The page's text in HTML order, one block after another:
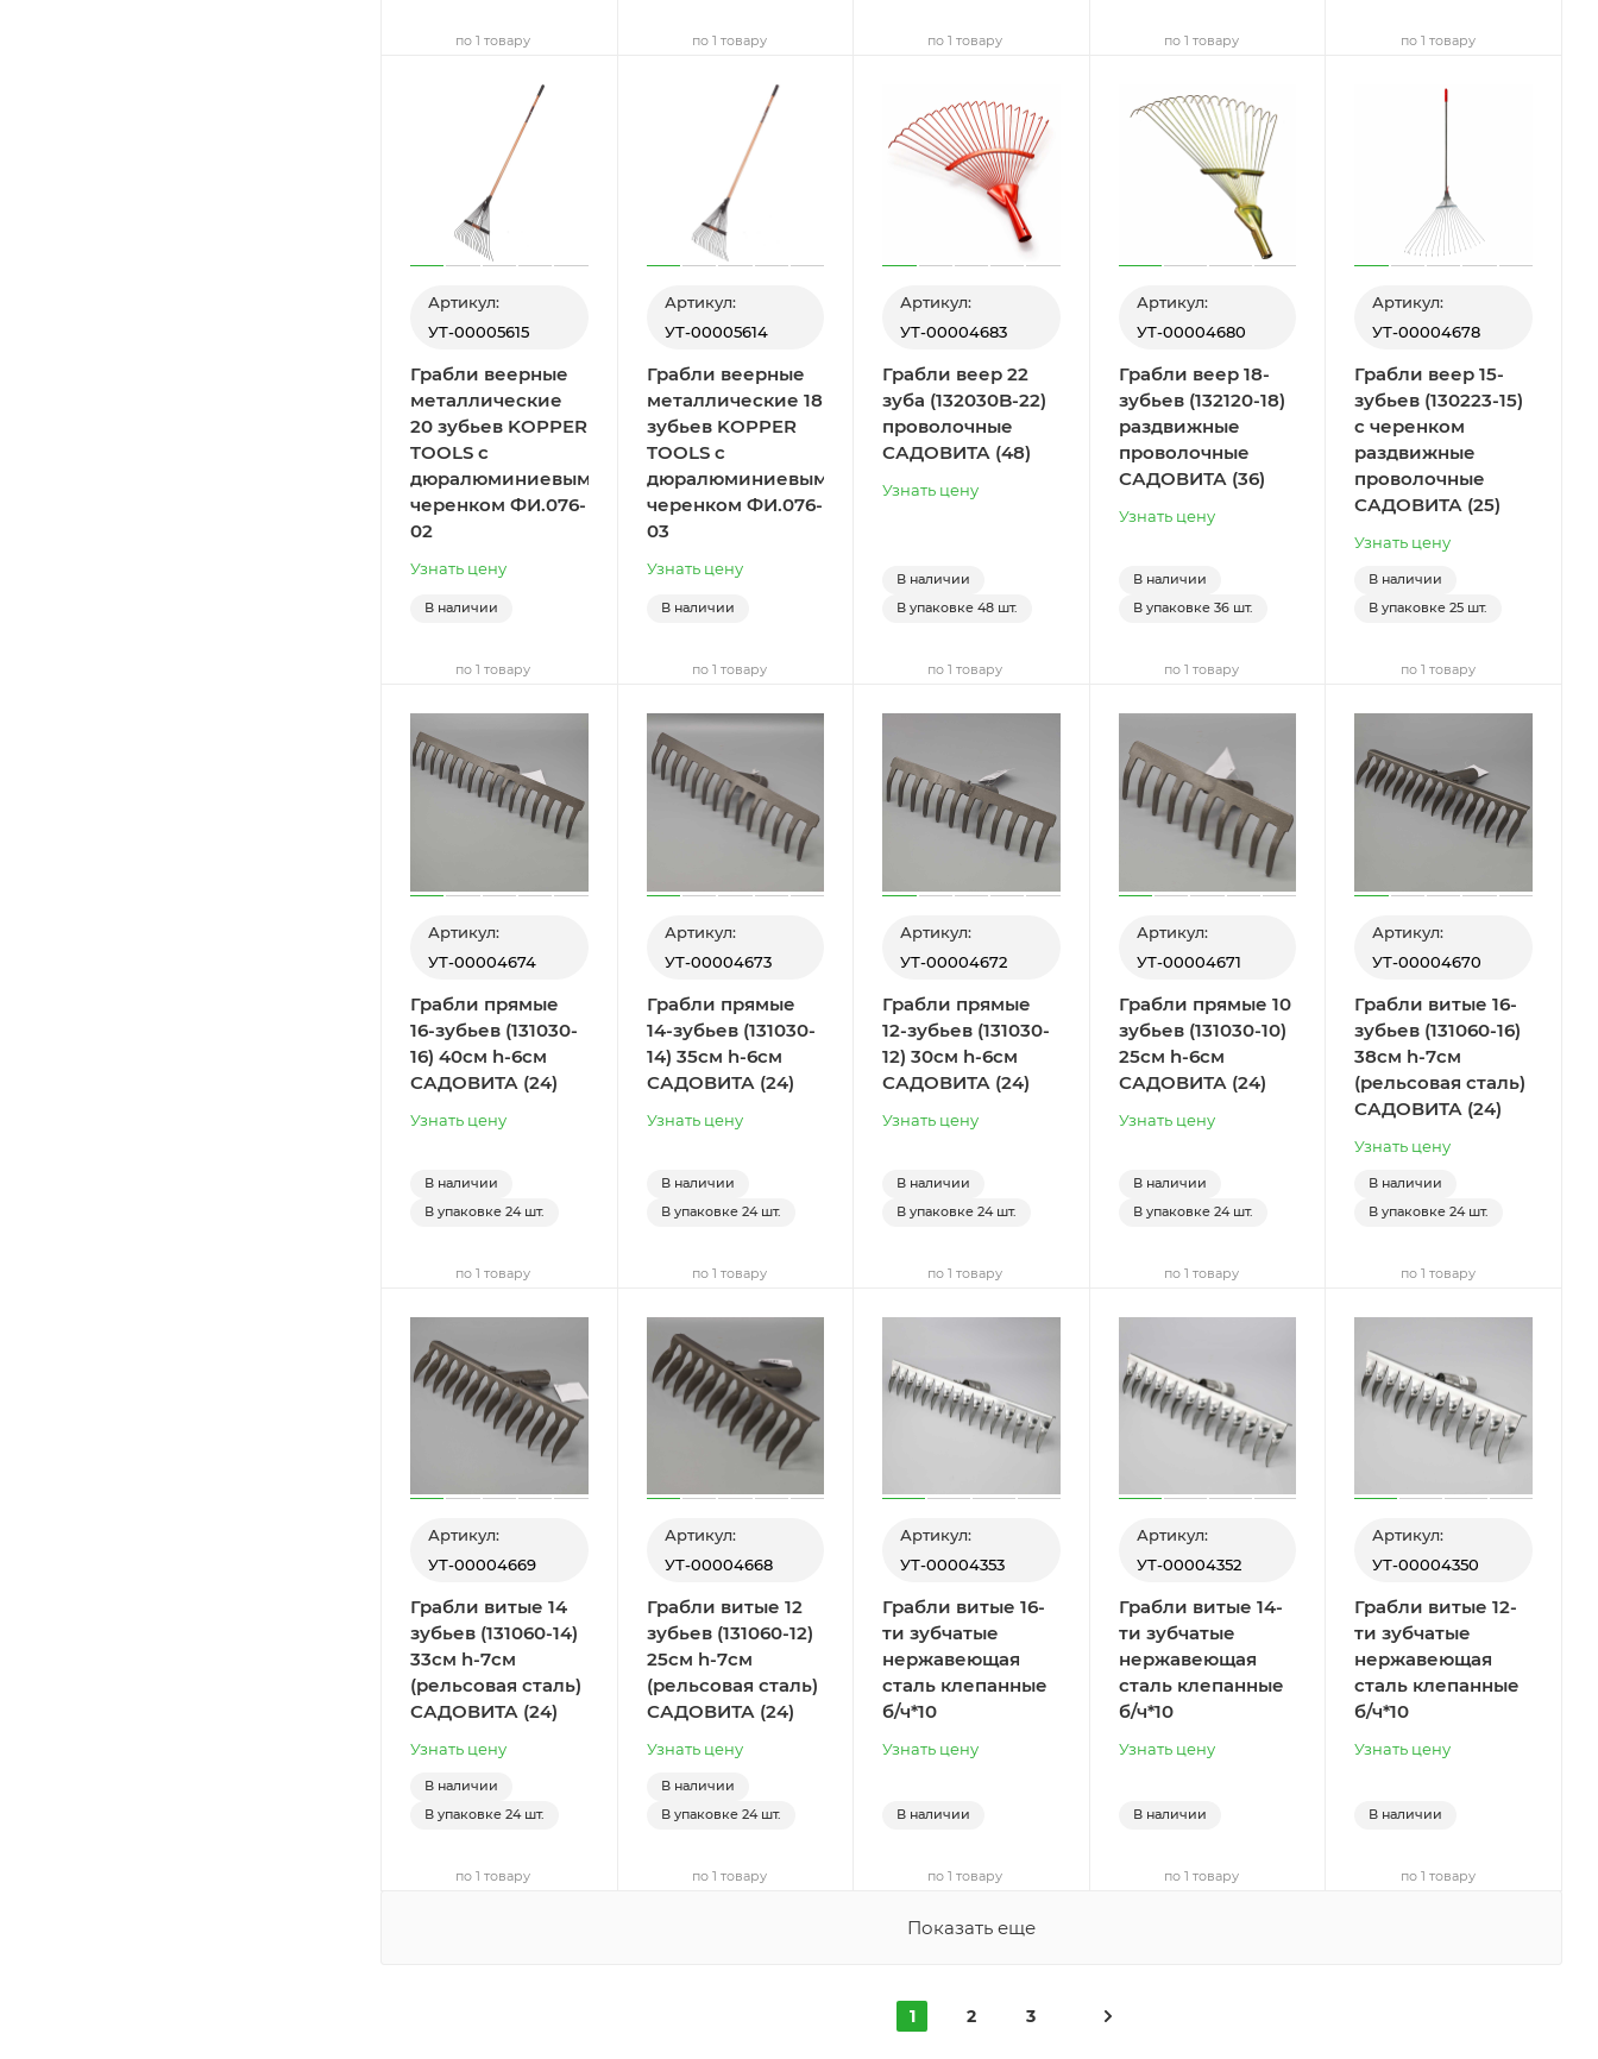
по 1 товару по 1 товару по 1 товару по 1 товару по 1 товару
Артикул:
УТ-00005615
Грабли веерные
металлические
20 зубьев KOPPER
TOOLS с
дюралюминиевым
черенком ФИ.076-
02
Узнать цену
В наличии
по 1 товару
Артикул:
УТ-00005614
Грабли веерные
металлические 18
зубьев KOPPER
TOOLS с
дюралюминиевым
черенком ФИ.076-
03
Узнать цену
В наличии
по 1 товару
Артикул:
УТ-00004683
Грабли веер 22
зуба (132030B-22)
проволочные
САДОВИТА (48)
Узнать цену
В наличии
В упаковке48 шт.
по 1 товару
Артикул:
УТ-00004680
Грабли веер 18-
зубьев (132120-18)
раздвижные
проволочные
САДОВИТА (36)
Узнать цену
В наличии
В упаковке 36 шт.
по 1 товару
Артикул:
УТ-00004678
Грабли веер 15-
зубьев (130223-15)
с черенком
раздвижные
проволочные
САДОВИТА (25)
Узнать цену
В наличии
В упаковке25 шт.
по 1 товару
Артикул:
УТ-00004674
Грабли прямые
16-зубьев (131030-
16) 40см h-6см
САДОВИТА (24)
Узнать цену
В наличии
В упаковке 24 шт.
по 1 товару
Артикул:
УТ-00004673
Грабли прямые
14-зубьев (131030-
14) 35см h-6см
САДОВИТА (24)
Узнать цену
В наличии
В упаковке 24 шт.
по 1 товару
Артикул:
УТ-00004672
Грабли прямые
12-зубьев (131030-
12) 30см h-6см
САДОВИТА (24)
Узнать цену
В наличии
В упаковке24 шт.
по 1 товару
Артикул:
УТ-00004671
Грабли прямые 10
зубьев (131030-10)
25см h-6см
САДОВИТА (24)
Узнать цену
В наличии
В упаковке 24 шт.
по 1 товару
Артикул:
УТ-00004670
Грабли витые 16-
зубьев (131060-16)
38см h-7см
(рельсовая сталь)
САДОВИТА (24)
Узнать цену
В наличии
В упаковке24 шт.
по 1 товару
Артикул:
УТ-00004669
Грабли витые 14
зубьев (131060-14)
33см h-7см
(рельсовая сталь)
САДОВИТА (24)
Узнать цену
В наличии
В упаковке 24 шт.
по 1 товару
Артикул:
УТ-00004668
Грабли витые 12
зубьев (131060-12)
25см h-7см
(рельсовая сталь)
САДОВИТА (24)
Узнать цену
В наличии
В упаковке 24 шт.
по 1 товару
Артикул:
УТ-00004353
Грабли витые 16-
ти зубчатые
нержавеющая
сталь клепанные
б/ч*10
Узнать цену
В наличии
по 1 товару
Артикул:
УТ-00004352
Грабли витые 14-
ти зубчатые
нержавеющая
сталь клепанные
б/ч*10
Узнать цену
В наличии
по 1 товару
Артикул:
УТ-00004350
Грабли витые 12-
ти зубчатые
нержавеющая
сталь клепанные
б/ч*10
Узнать цену
В наличии
по 1 товару
Показать еще
1 2 3